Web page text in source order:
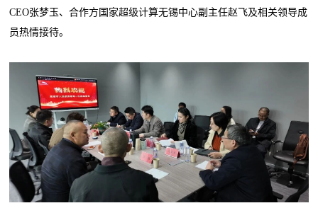
CEO张梦玉、合作方国家超级计算无锡中心副主任赵飞及相关领导成
员热情接待。